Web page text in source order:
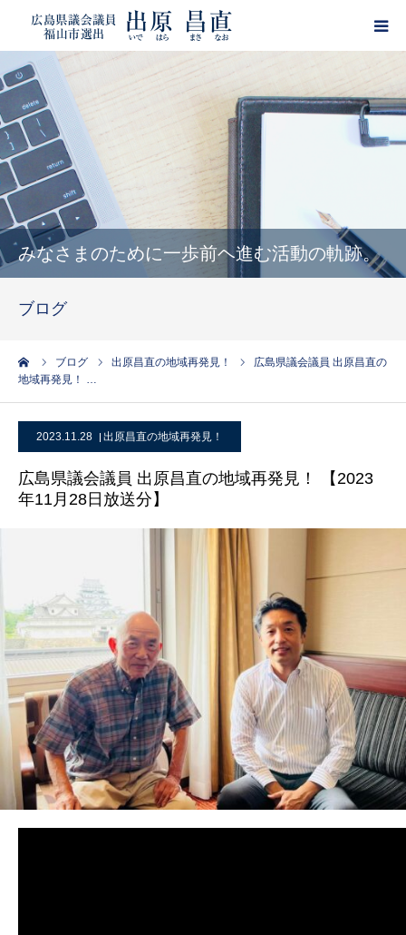
みなさまのために一歩前ヘ進む活動の軌跡。
ブログ
ブログ 出原昌直の地域再発見！
広島県議会議員 出原昌直の
地域再発見！ …
2023.11.28 出原昌直の地域再発見！
広島県議会議員 出原昌直の地域再発見！ 【2023
年11月28日放送分】
HOME
プロフィール
政策
活動報告
出原昌直・目安箱